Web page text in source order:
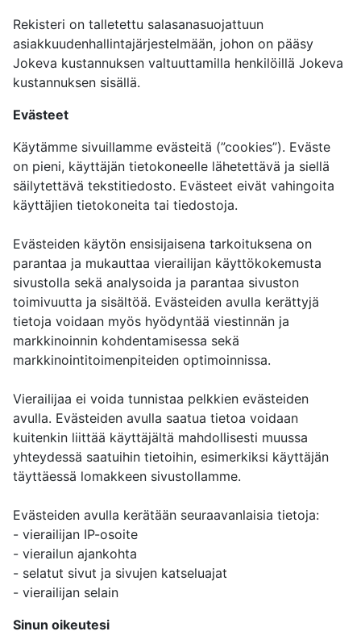
Rekisteri on talletettu salasanasuojattuun
asiakkuudenhallintajärjestelmään, johon on pääsy
Jokeva kustannuksen valtuuttamilla henkilöillä Jokeva
kustannuksen sisällä.
Evästeet
Käytämme sivuillamme evästeitä (”cookies”). Eväste
on pieni, käyttäjän tietokoneelle lähetettävä ja siellä
säilytettävä tekstitiedosto. Evästeet eivät vahingoita
käyttäjien tietokoneita tai tiedostoja.
Evästeiden käytön ensisijaisena tarkoituksena on
parantaa ja mukauttaa vierailijan käyttökokemusta
sivustolla sekä analysoida ja parantaa sivuston
toimivuutta ja sisältöä. Evästeiden avulla kerättyjä
tietoja voidaan myös hyödyntää viestinnän ja
markkinoinnin kohdentamisessa sekä
markkinointitoimenpiteiden optimoinnissa.
Vierailijaa ei voida tunnistaa pelkkien evästeiden
avulla. Evästeiden avulla saatua tietoa voidaan
kuitenkin liittää käyttäjältä mahdollisesti muussa
yhteydessä saatuihin tietoihin, esimerkiksi käyttäjän
täyttäessä lomakkeen sivustollamme.
Evästeiden avulla kerätään seuraavanlaisia tietoja:
- vierailijan IP-osoite
- vierailun ajankohta
- selatut sivut ja sivujen katseluajat
- vierailijan selain
Sinun oikeutesi